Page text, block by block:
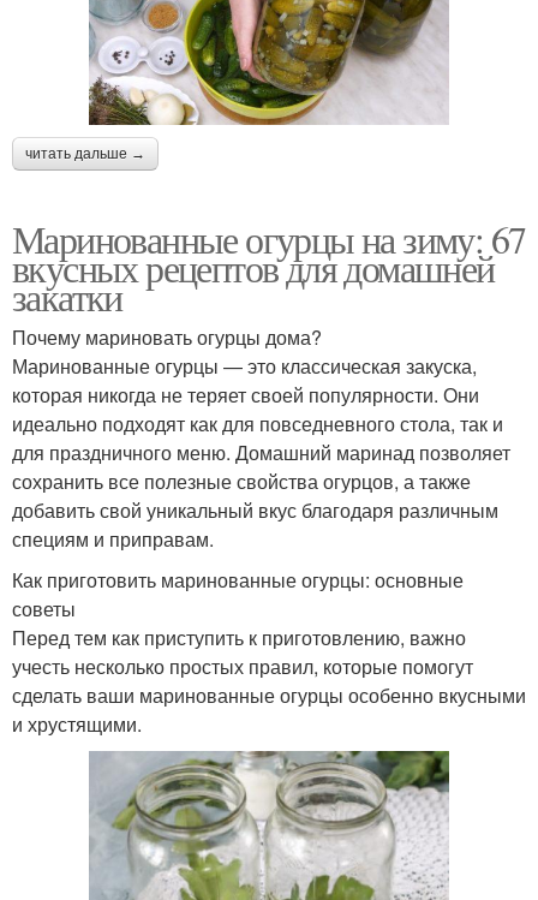
читать дальше →
Маринованные огурцы на зиму: 67
вкусных рецептов для домашней
закатки
Почему мариновать огурцы дома?
Маринованные огурцы — это классическая закуска,
которая никогда не теряет своей популярности. Они
идеально подходят как для повседневного стола, так и
для праздничного меню. Домашний маринад позволяет
сохранить все полезные свойства огурцов, а также
добавить свой уникальный вкус благодаря различным
специям и приправам.
Как приготовить маринованные огурцы: основные
советы
Перед тем как приступить к приготовлению, важно
учесть несколько простых правил, которые помогут
сделать ваши маринованные огурцы особенно вкусными
и хрустящими.